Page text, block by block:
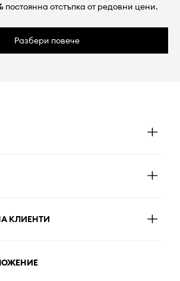
постоянна отстъпка от редовни цени.
Разбери повече
КЛИЕНТИ